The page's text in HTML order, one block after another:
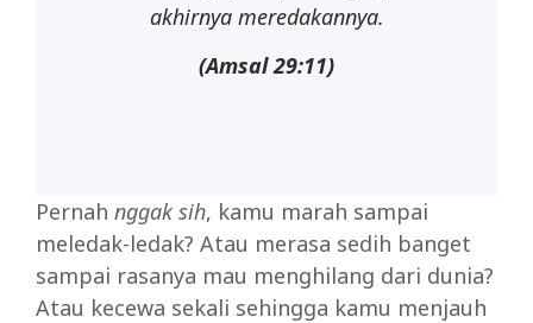
akhirnya meredakannya.
(Amsal 29:11)
Pernah nggak sih, kamu marah sampai
meledak-ledak? Atau merasa sedih banget
sampai rasanya mau menghilang dari dunia?
Atau kecewa sekali sehingga kamu menjauh